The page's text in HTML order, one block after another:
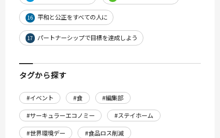
16 平和と公正をすべての人に
17 パートナーシップで目標を達成しよう
タグから探す
#イベント #食
#編集部
#サーキュラーエコノミー
#ステイホーム
#世界環境デー
#食品ロス削減